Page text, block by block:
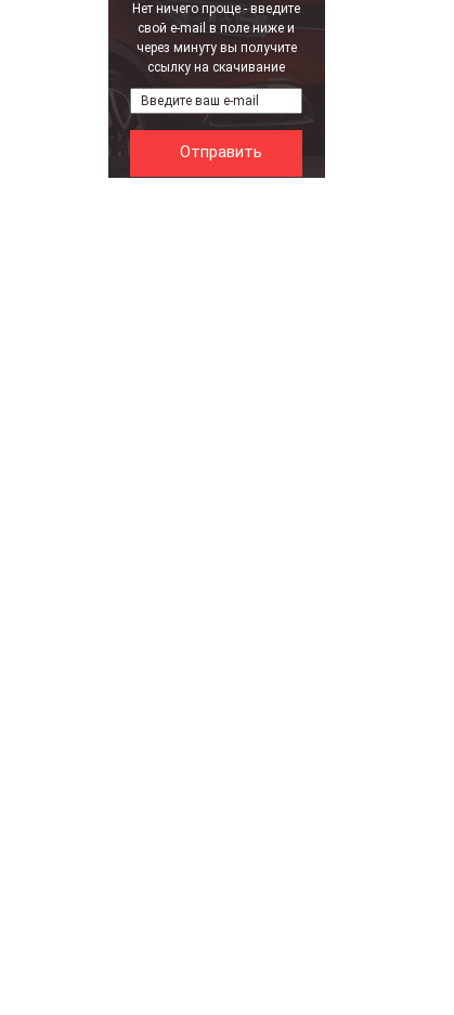
Нет ничего проще - введите
свой e-mail в поле ниже и
через минуту вы получите
ссылку на скачивание